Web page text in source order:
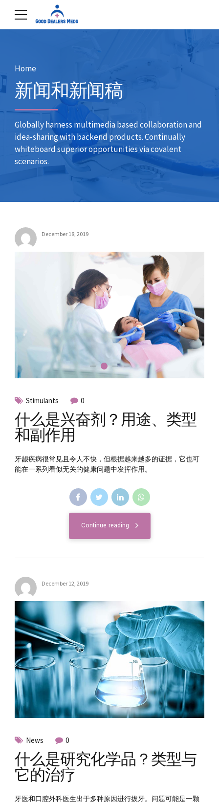
Home
新闻和新闻稿
Globally harness multimedia based collaboration and
idea-sharing with backend products. Continually
whiteboard superior opportunities via covalent
scenarios.
December 18, 2019
Stimulants 0
什么是兴奋剂？用途、类型
和副作用
牙龈疾病很常见且令人不快，但根据越来越多的证据，它也可
能在一系列看似无关的健康问题中发挥作用。
Continue reading
December 12, 2019
News 0
什么是研究化学品？类型与
它的治疗
牙医和口腔外科医生出于多种原因进行拔牙。问题可能是一颗